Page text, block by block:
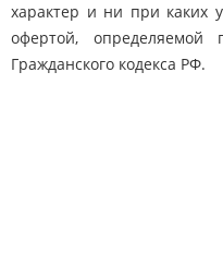
характер и ни при каких
офертой, определяемой
Гражданского кодекса РФ.